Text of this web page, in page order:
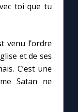
toi que tu
venu l’ordre
et de ses
C’est une
Satan ne